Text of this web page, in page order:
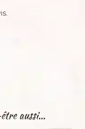
aussi…